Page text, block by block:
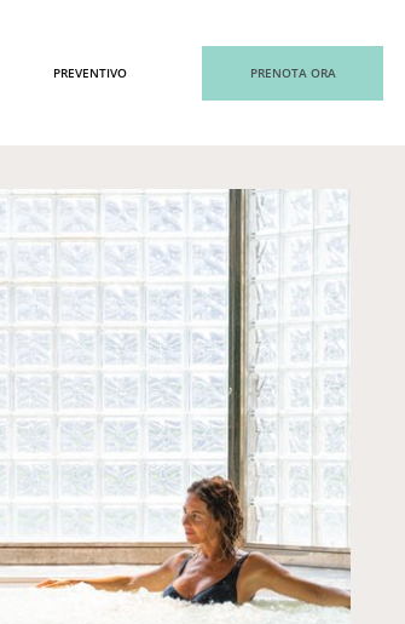
PREVENTIVO PRENOTA ORA